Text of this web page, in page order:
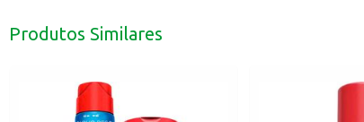
Produtos Similares